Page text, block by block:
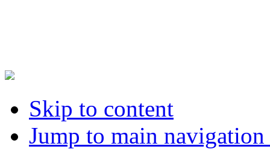
Skip to content
Jump to main